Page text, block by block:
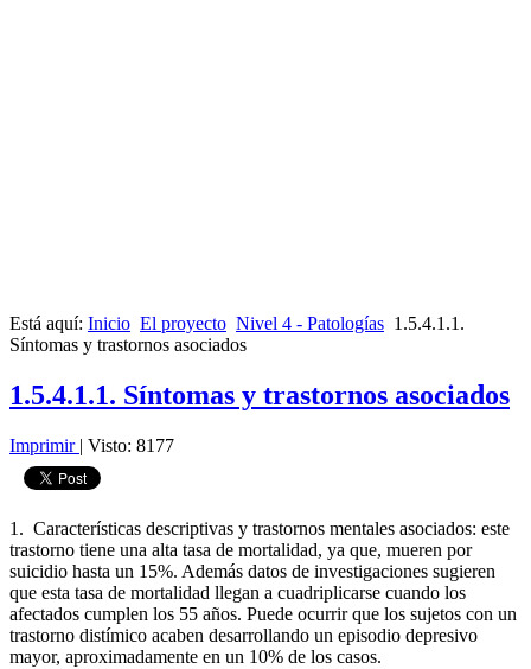
Está aquí: Inicio El proyecto Nivel 4 - Patologías 1.5.4.1.1.
Síntomas y trastornos asociados
1.5.4.1.1. Síntomas y trastornos asociados
Imprimir | Visto: 8177
1. Características descriptivas y trastornos mentales asociados: este
trastorno tiene una alta tasa de mortalidad, ya que, mueren por
suicidio hasta un 15%. Además datos de investigaciones sugieren
que esta tasa de mortalidad llegan a cuadriplicarse cuando los
afectados cumplen los 55 años. Puede ocurrir que los sujetos con un
trastorno distímico acaben desarrollando un episodio depresivo
mayor, aproximadamente en un 10% de los casos.